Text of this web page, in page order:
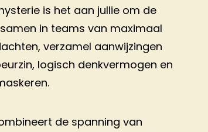
is het aan jullie om de
in teams van maximaal
verzamel aanwijzingen
logisch denkvermogen en
de spanning van